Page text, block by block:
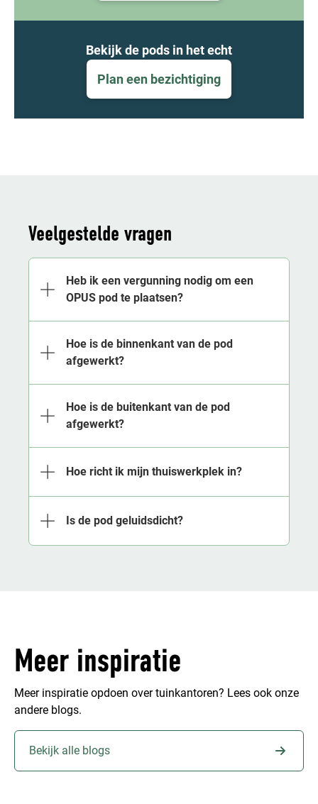
Bekijk de pods in het echt
Plan een bezichtiging
Veelgestelde vragen
Heb ik een vergunning nodig om een
OPUS pod te plaatsen?
Hoe is de binnenkant van de pod
afgewerkt?
Hoe is de buitenkant van de pod
afgewerkt?
Hoe richt ik mijn thuiswerkplek in?
Is de pod geluidsdicht?
Meer inspiratie
Meer inspiratie opdoen over tuinkantoren? Lees ook onze
andere blogs.
Bekijk alle blogs